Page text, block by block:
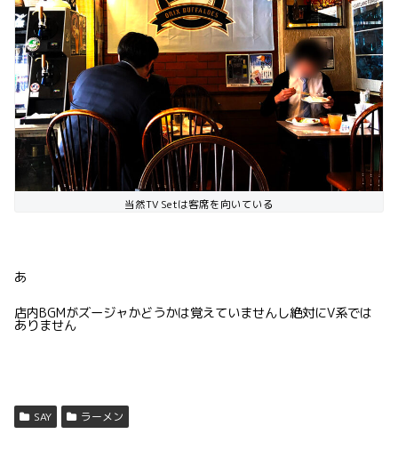
当然TV Setは客席を向いている
あ
店内BGMがズージャかどうかは覚えていませんし絶対にV系では
ありません
SAY ラーメン